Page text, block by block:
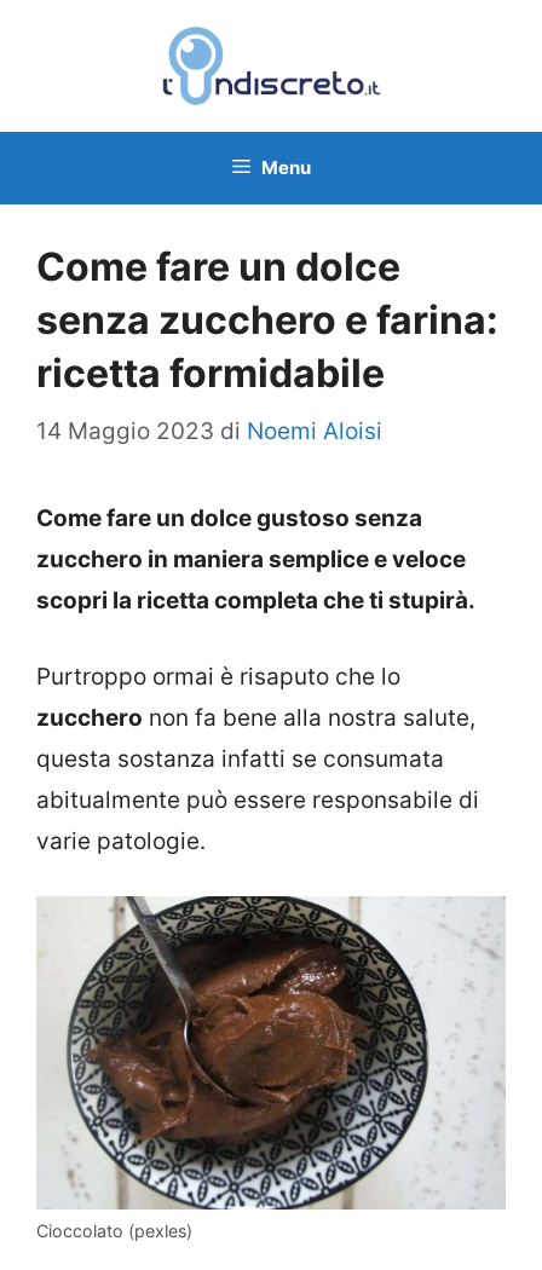
Menu
Come fare un dolce
senza zucchero e farina:
ricetta formidabile
14 Maggio 2023 di Noemi Aloisi
Come fare un dolce gustoso senza
zucchero in maniera semplice e veloce
scopri la ricetta completa che ti stupirà.
Purtroppo ormai è risaputo che lo
zucchero non fa bene alla nostra salute,
questa sostanza infatti se consumata
abitualmente può essere responsabile di
varie patologie.
Cioccolato (pexles)